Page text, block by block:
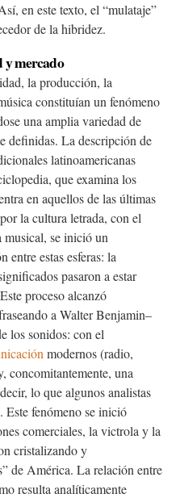
en este texto, el “mulataje”
de la hibridez.
y mercado
la producción, la
constituían un fenómeno
una amplia variedad de
definidas. La descripción de
latinoamericanas
que examina los
en aquellos de las últimas
la cultura letrada, con el
musical, se inició un
entre estas esferas: la
pasaron a estar
proceso alcanzó
a Walter Benjamin–
los sonidos: con el
modernos (radio,
concomitantemente, una
lo que algunos analistas
Este fenómeno se inició
comerciales, la victrola y la
cristalizando y
de América. La relación entre
resulta analíticamente